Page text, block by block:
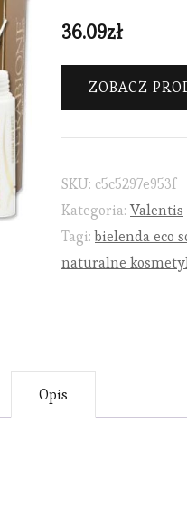
36.09zł
ZOBACZ
SKU: c5c5297e953f
Kategoria:Valentis
Tagi:bielenda eco
naturalne
Opis